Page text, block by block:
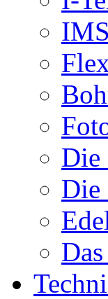
Die
Die